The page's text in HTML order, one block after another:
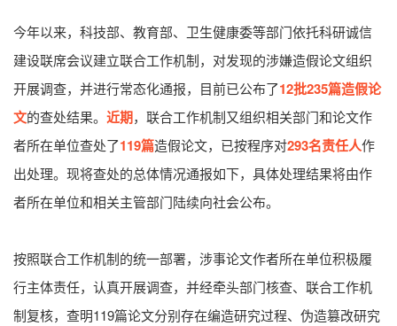
今年以来，科技部、教育部、卫生健康委等部门依托科研诚信
建设联席会议建立联合工作机制，对发现的涉嫌造假论文组织
开展调查，并进行常态化通报，目前已公布了12批235篇造假论
文的查处结果。 近期，联合工作机制又组织相关部门和论文作
者所在单位查处了119篇造假论文，已按程序对293名责任人作
出处理。现将查处的总体情况通报如下，具体处理结果将由作
者所在单位和相关主管部门陆续向社会公布。
按照联合工作机制的统一部署，涉事论文作者所在单位积极履
行主体责任，认真开展调查，并经牵头部门核查、联合工作机
制复核，查明119篇论文分别存在编造研究过程、伪造篡改研究